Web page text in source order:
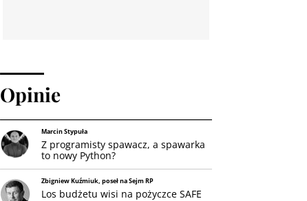
Opinie
Marcin Stypuła
Z programisty spawacz, a spawarka
to nowy Python?
Zbigniew Kuźmiuk, poseł na Sejm RP
Los budżetu wisi na pożyczce SAFE